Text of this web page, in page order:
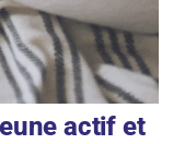
actif et